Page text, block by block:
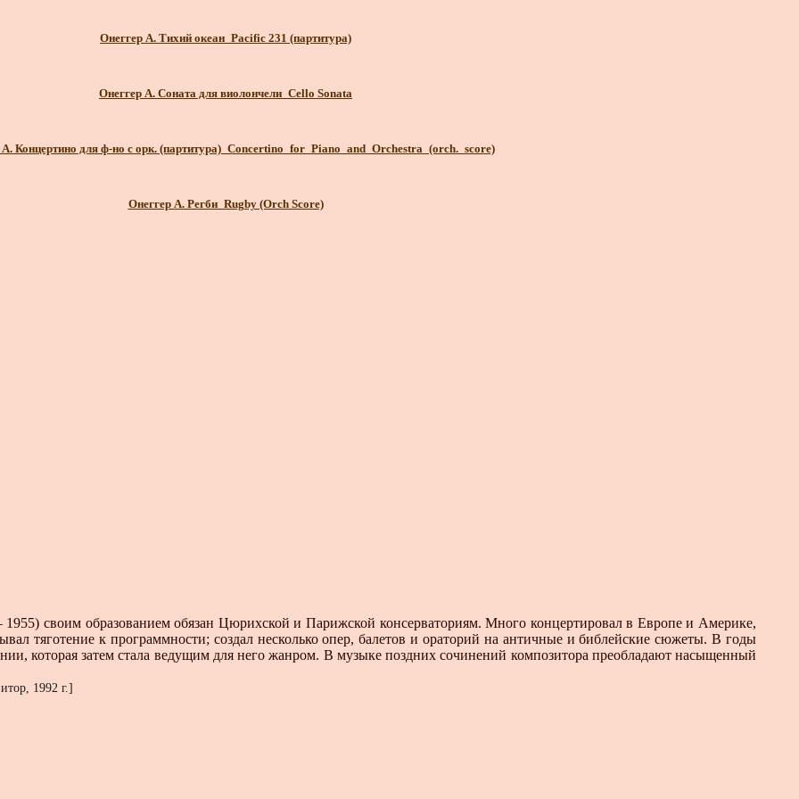
Онеггер А. Тихий океан_Pacific 231 (партитура)
Онеггер А. Соната для виолончели_Cello Sonata
А. Концертино для ф-но с орк. (партитура)_Concertino_for_Piano_and_Orchestra_(orch._score)
Онеггер А. Регби_Rugby (Orch Score)
своим образованием обязан Цюрихской и Парижской консерваториям. Много концертировал в Европе и Америке,
тяготение к программности; создал несколько опер, балетов и ораторий на античные и библейские сюжеты. В годы
которая затем стала ведущим для него жанром. В музыке поздних сочинений композитора преобладают насыщенный
1992 г.]